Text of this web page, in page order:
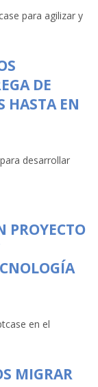
para agilizar y
DE
HASTA EN
desarrollar
PROYECTO
en el
MIGRAR